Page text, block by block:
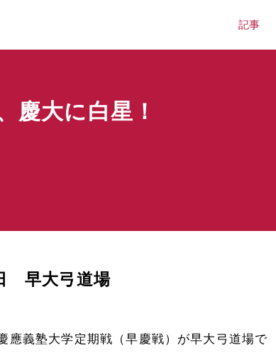
記事
慶大に白星！
早大弓道場
義塾大学定期戦（早慶戦）が早大弓道場で